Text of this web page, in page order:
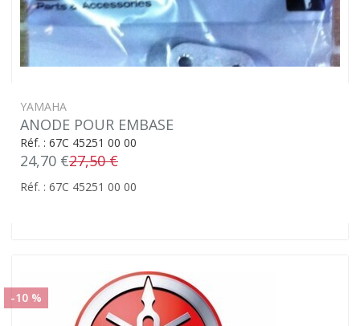
YAMAHA
ANODE POUR EMBASE
Réf. : 67C 45251 00 00
24,70 €27,50 €
Réf. : 67C 45251 00 00
-10 %